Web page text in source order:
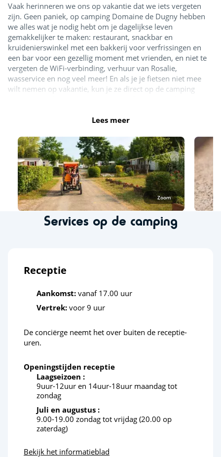
Ontspanning en welzijn
Dierentuin
Futuroscope <142km
Cultuur en erfgoed
Poitiers <157km
Vaak herinneren we ons op vakantie dat we iets vergeten
zijn. Geen paniek, op camping Domaine de Dugny hebben
we alles wat je nodig hebt om je dagelijkse leven
gemakkelijker te maken: restaurant, snackbar en
kruidenierswinkel met een bakkerij voor verfrissingen en
een bar voor een gezellig moment met vrienden, en niet te
vergeten de WiFi-verbinding, verhuur van Rosalie,
wasservice en nog veel meer! En als je je fietsen niet mee
wilt nemen op vakantie, kun je ze direct op de camping
Lees meer
Zoom
Services op de camping
Receptie
Aankomst: vanaf 17.00 uur
Vertrek: voor 9 uur
De conciërge neemt het over buiten de receptie-
uren.
Openingstijden receptie
Laagseizoen :
9uur-12uur en 14uur-18uur maandag tot
zondag
Juli en augustus :
9.00-19.00 zondag tot vrijdag (20.00 op
zaterdag)
Bekijk het informatieblad